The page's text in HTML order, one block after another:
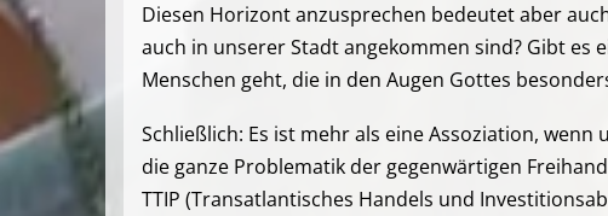
Diesen Horizont anzusprechen bedeutet aber
auch in unserer Stadt angekommen sind? Gibt es
Menschen geht, die in den Augen Gottes
Schließlich: Es ist mehr als eine Assoziation,
die ganze Problematik der gegenwärtigen
TTIP (Transatlantisches Handels und